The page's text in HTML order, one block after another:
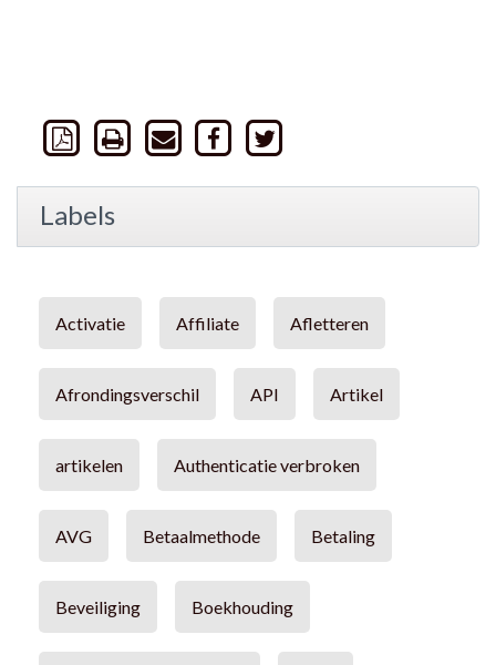
Labels
Activatie Affiliate Afletteren
Afrondingsverschil API Artikel
artikelen Authenticatie verbroken
AVG Betaalmethode Betaling
Beveiliging Boekhouding